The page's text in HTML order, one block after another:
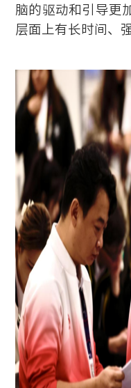
脑的驱动和引导更
层面上有长时间、